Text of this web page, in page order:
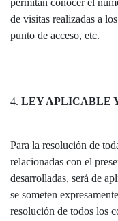
permitan conocer el
de visitas realizadas a
punto de acceso, etc.
4. LEY APLICABLE
Para la resolución de
relacionadas con el
desarrolladas, será de
se someten
resolución de todos los